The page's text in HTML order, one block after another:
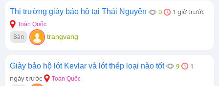
Thị trường giày bảo hộ tại Thái Nguyên 0 1 giờ trước
Toàn Quốc
Bán trangvang
Giày bảo hộ lót Kevlar và lót thép loại nào tốt 9
1
ngày trước
Toàn Quốc